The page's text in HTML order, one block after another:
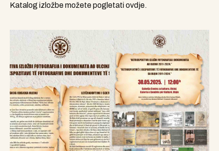
Katalog izložbe možete pogletatiovdje.